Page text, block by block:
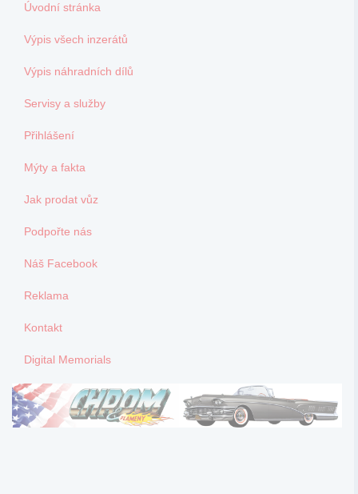
Úvodní stránka
Výpis všech inzerátů
Výpis náhradních dílů
Servisy a služby
Přihlášení
Mýty a fakta
Jak prodat vůz
Podpořte nás
Náš Facebook
Reklama
Kontakt
Digital Memorials